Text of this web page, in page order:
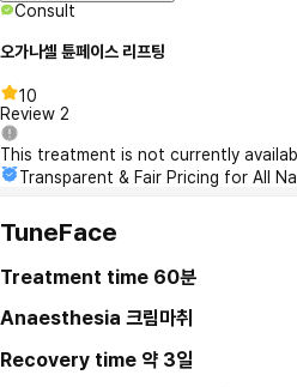
Consult
오가나셀 튠페이스 리프팅
10
Review 2
This treatment is not currently
Transparent & Fair Pricing for All
TuneFace
Treatment time 60분
Anaesthesia 크림마취
Recovery time 약 3일